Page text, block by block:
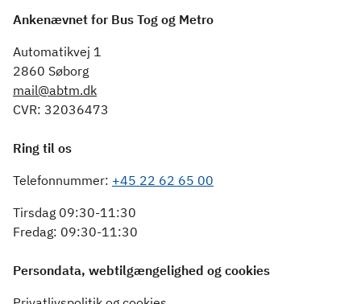
Ankenævnet for Bus Tog og Metro
Automatikvej 1
2860 Søborg
mail@abtm.dk
CVR: 32036473
Ring til os
Telefonnummer: +45 22 62 65 00
Tirsdag 09:30-11:30
Fredag: 09:30-11:30
Persondata, webtilgængelighed og cookies